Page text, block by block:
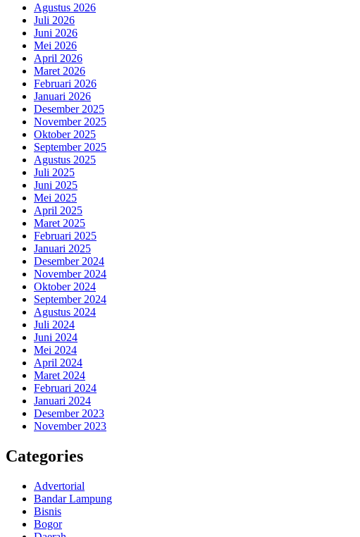
Agustus 2026
Juli 2026
Juni 2026
Mei 2026
April 2026
Maret 2026
Februari 2026
Januari 2026
Desember 2025
November 2025
Oktober 2025
September 2025
Agustus 2025
Juli 2025
Juni 2025
Mei 2025
April 2025
Maret 2025
Februari 2025
Januari 2025
Desember 2024
November 2024
Oktober 2024
September 2024
Agustus 2024
Juli 2024
Juni 2024
Mei 2024
April 2024
Maret 2024
Februari 2024
Januari 2024
Desember 2023
November 2023
Categories
Advertorial
Bandar Lampung
Bisnis
Bogor